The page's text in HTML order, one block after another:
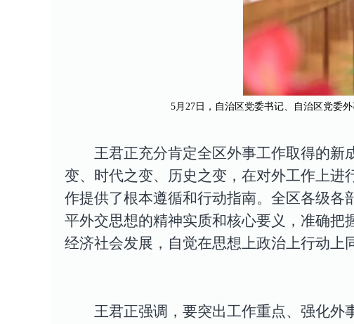
5月 27日，自治区党委书记、自治区党委
王君正充分肯定全区外事工作取得的新
变、时代之变、历史之变，在对外工作上
作提供了根本遵循和行动指南。 全区各级各
平外交思想的精神实质和核心要义，准确
经济社会发展，自觉在思想上政治上行动上
王君正强调，要突出工作重点、强化外